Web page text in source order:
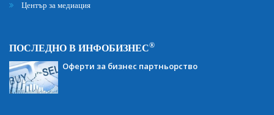
Център за медиация
ПОСЛЕДНО В ИНФОБИЗНЕС®
Оферти за бизнес партньорство